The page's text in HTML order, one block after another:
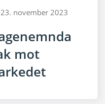
23. november 2023
mot